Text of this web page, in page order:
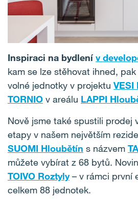
Inspiraci na bydlení v
kam se lze stěhovat ihned,
volné jednotky v projektu VESI
TORNIO v areálu LAPPI
Nově jsme také spustili prodej
etapy v našem největším
SUOMI Hloubětín s názvem
můžete vybírat z 68 bytů.
TOIVO Roztyly– v rámci první
celkem 88 jednotek.